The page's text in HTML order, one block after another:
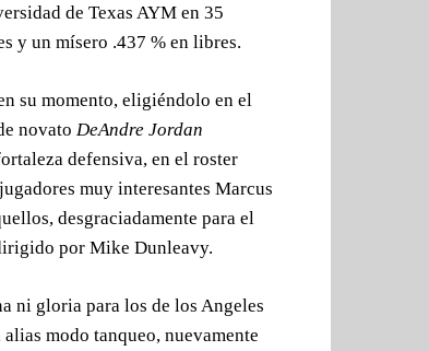
de Texas AYM en 35
y un mísero .437 % en libres.
su momento, eligiéndolo en el
novato DeAndre Jordan
defensiva, en el roster
muy interesantes Marcus
desgraciadamente para el
por Mike Dunleavy.
ni gloria para los de los Angeles
modo tanqueo, nuevamente